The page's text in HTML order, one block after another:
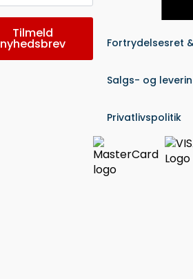
Tilmeld
nyhedsbrev Fortrydelsesret
Salgs- og
Privatlivspolitik